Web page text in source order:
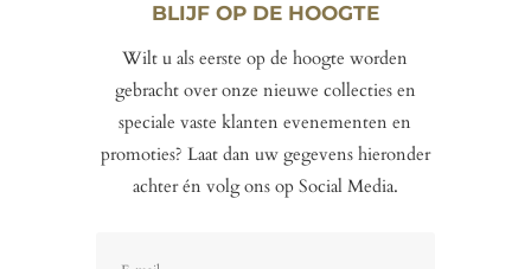
BLIJF OP DE HOOGTE
Wilt u als eerste op de hoogte worden
gebracht over onze nieuwe collecties en
speciale vaste klanten evenementen en
promoties? Laat dan uw gegevens hieronder
achter én volg ons op Social Media.